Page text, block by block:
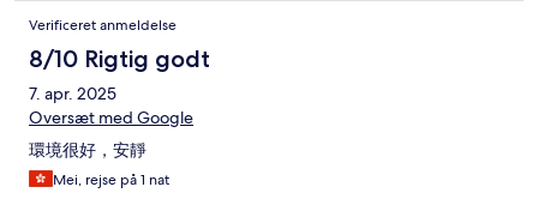
Verificeret anmeldelse
8/10 Rigtig godt
7. apr. 2025
Oversæt med Google
環境很好，安靜
Mei, rejse på 1 nat